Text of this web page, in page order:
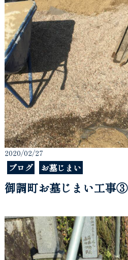
2020/02/27
ブログ お墓じまい
御調町お墓じまい工事③